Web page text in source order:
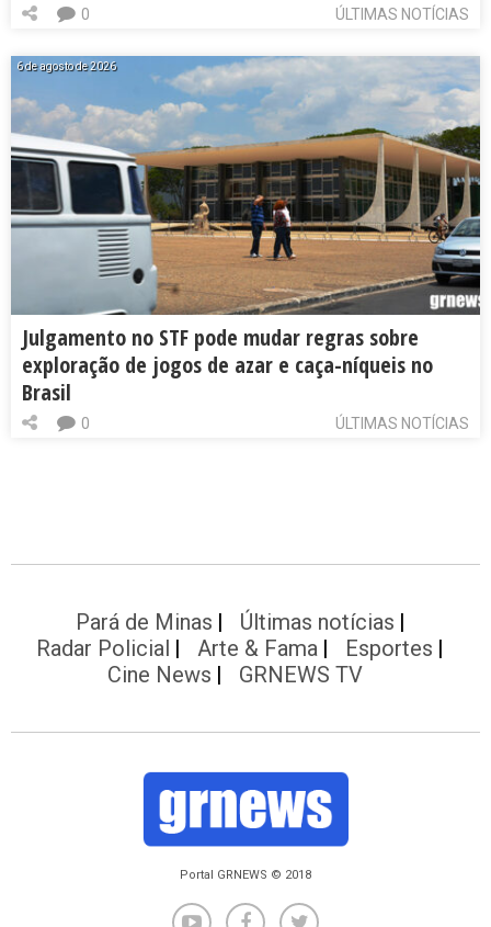
ÚLTIMAS NOTÍCIAS
0
6 de agosto de 2026
Julgamento no STF pode mudar regras sobre
exploração de jogos de azar e caça-níqueis no
Brasil
ÚLTIMAS NOTÍCIAS
0
Pará de Minas
Últimas notícias
Radar Policial
Arte & Fama
Esportes
Cine News
GRNEWS TV
Portal GRNEWS © 2018